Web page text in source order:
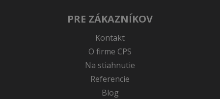
PRE ZÁKAZNÍKOV
Kontakt
O firme CPS
Na stiahnutie
Referencie
Blog